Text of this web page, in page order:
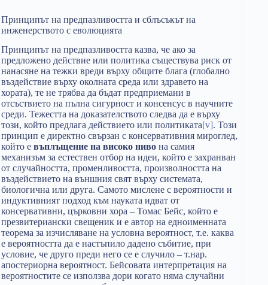
Принципът на предпазливостта и сблъсъкът на
инженерството с еволюцията
Принципът на предпазливостта казва, че ако за
предложено действие или политика съществува риск от
нанасяне на тежки вреди върху общите блага (глобално
въздействие върху околната среда или здравето на
хората), те не трябва да бъдат предприемани в
отсъствието на пълна сигурност и консенсус в научните
среди. Тежестта на доказателството следва да е върху
този, който предлага действието или политиката[v]. Този
принцип е директно свързан с консервативния мироглед,
който е въплъщение на високо ниво на самия
механизъм за естествен отбор на идеи, който е захранван
от случайността, променливостта, произволността на
въздействието на външния свят върху системата,
биологична или друга. Самото мислене с вероятности и
индуктивният подход към науката идват от
консервативни, църковни хора – Томас Бейс, който е
презвитериански свещеник и е автор на едноименната
теорема за изчисляване на условна вероятност, т.е. каква
е вероятността да е настъпило дадено събитие, при
условие, че друго преди него се е случило – т.нар.
апостериорна вероятност. Бейсовата интерпретация на
вероятностите се използва дори когато няма случайни